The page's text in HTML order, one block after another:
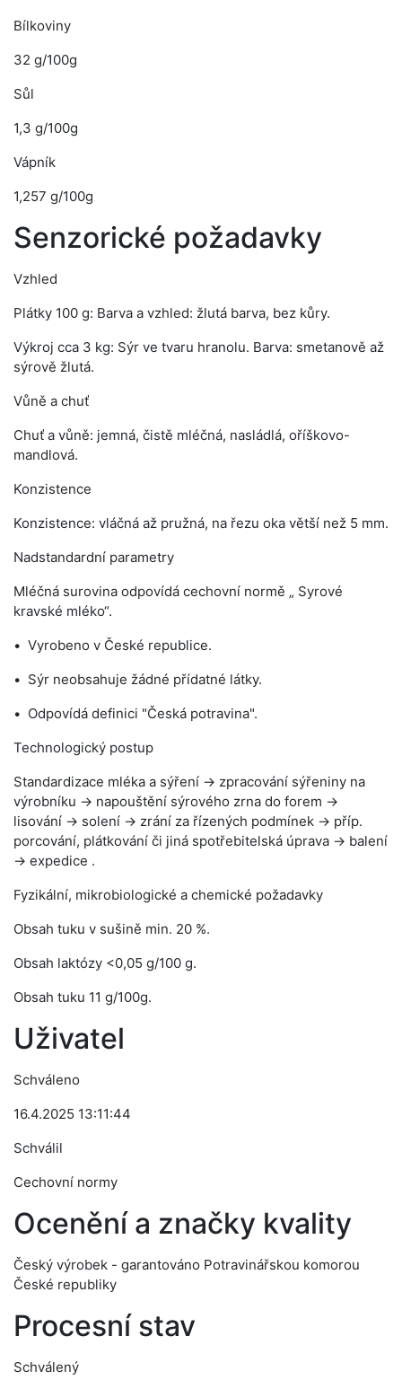
Bílkoviny
32 g/100g
Sůl
1,3 g/100g
Vápník
1,257 g/100g
Senzorické požadavky
Vzhled
Plátky 100 g: Barva a vzhled: žlutá barva, bez kůry.
Výkroj cca 3 kg: Sýr ve tvaru hranolu. Barva: smetanově až
sýrově žlutá.
Vůně a chuť
Chuť a vůně: jemná, čistě mléčná, nasládlá, oříškovo-
mandlová.
Konzistence
Konzistence: vláčná až pružná, na řezu oka větší než 5 mm.
Nadstandardní parametry
Mléčná surovina odpovídá cechovní normě „ Syrové
kravské mléko“.
Vyrobeno v České republice.
Sýr neobsahuje žádné přídatné látky.
Odpovídá definici "Česká potravina".
Technologický postup
Standardizace mléka a sýření → zpracování sýřeniny na
výrobníku → napouštění sýrového zrna do forem →
lisování → solení → zrání za řízených podmínek → příp.
porcování, plátkování či jiná spotřebitelská úprava → balení
→ expedice .
Fyzikální, mikrobiologické a chemické požadavky
Obsah tuku v sušině min. 20 %.
Obsah laktózy <0,05 g/100 g.
Obsah tuku 11 g/100g.
Uživatel
Schváleno
16.4.2025 13:11:44
Schválil
Cechovní normy
Ocenění a značky kvality
Český výrobek - garantováno Potravinářskou komorou
České republiky
Procesní stav
Schválený